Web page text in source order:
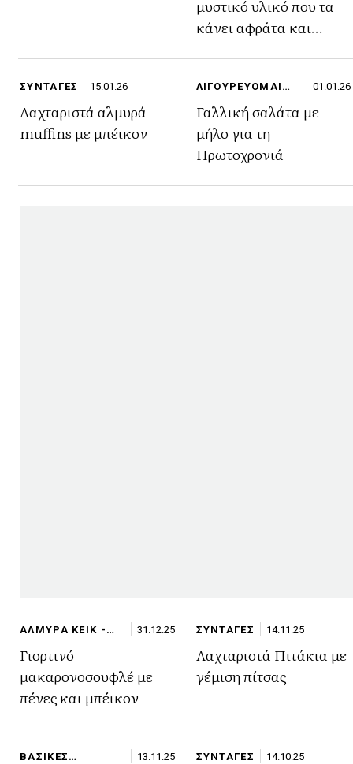
μυστικό υλικό που τα
κάνει αφράτα και
ΣΥΝΤΑΓΕΣ 15.01.26
Λαχταριστά αλμυρά
muffins με μπέικον
ΛΙΓΟΥΡΕΥΟΜΑΙ
01.01.26
Γαλλική σαλάτα με
μήλο για τη
Πρωτοχρονιά
ΑΛΜΥΡΑ ΚΕΙΚ -
ΟΜΕΛΕΤΕΣ
31.12.25
Γιορτινό
μακαρονοσουφλέ με
πένες και μπέικον
ΣΥΝΤΑΓΕΣ 14.11.25
Λαχταριστά Πιτάκια με
γέμιση πίτσας
ΒΑΣΙΚΕΣ
13.11.25 ΣΥΝΤΑΓΕΣ 14.10.25